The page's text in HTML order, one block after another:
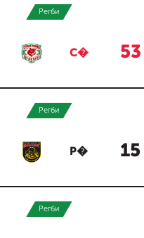
Регби
С� 53
Регби
Р� 15
Регби